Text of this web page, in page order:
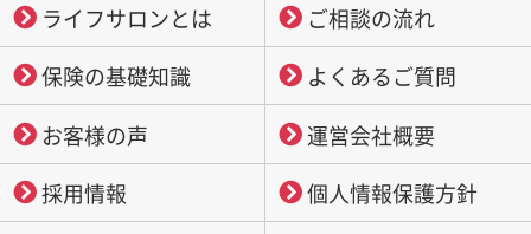
ライフサロンとは
ご相談の流れ
保険の基礎知識
よくあるご質問
お客様の声
運営会社概要
採用情報
個人情報保護方針